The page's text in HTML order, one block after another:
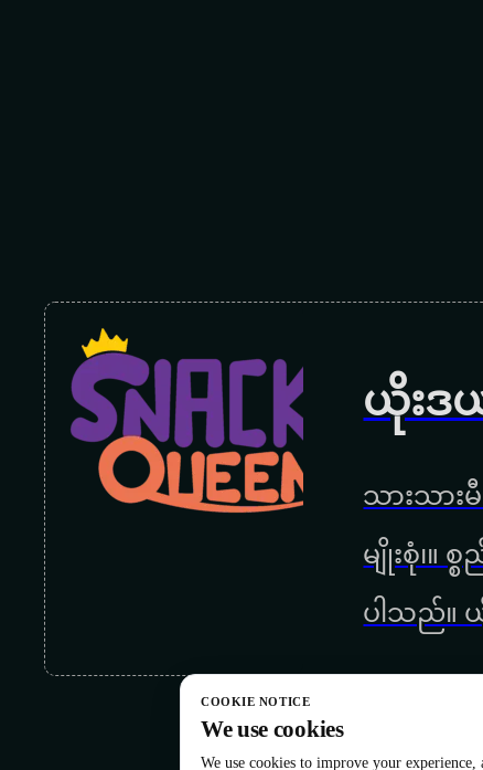
ယိုးဒ
သားသား
မျိုးစုံ၊။
ပါသည်။
COOKIE NOTICE
We use cookies
We use cookies to improve your